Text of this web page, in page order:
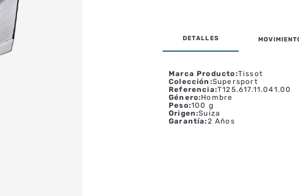
Marca Producto:Tissot
Colección :Supersport
Referencia:T125.617.11.041.00
Género:Hombre
Peso:100 g
Origen:Suiza
Garantía:2 Años